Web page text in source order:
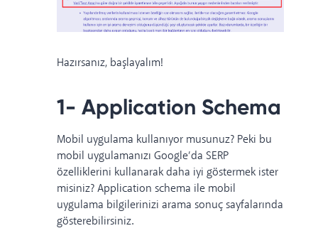
Hazırsanız, başlayalım!
1- Application Schema
Mobil uygulama kullanıyor musunuz? Peki bu
mobil uygulamanızı Google’da SERP
özelliklerini kullanarak daha iyi göstermek ister
misiniz? Application schema ile mobil
uygulama bilgilerinizi arama sonuç sayfalarında
gösterebilirsiniz.